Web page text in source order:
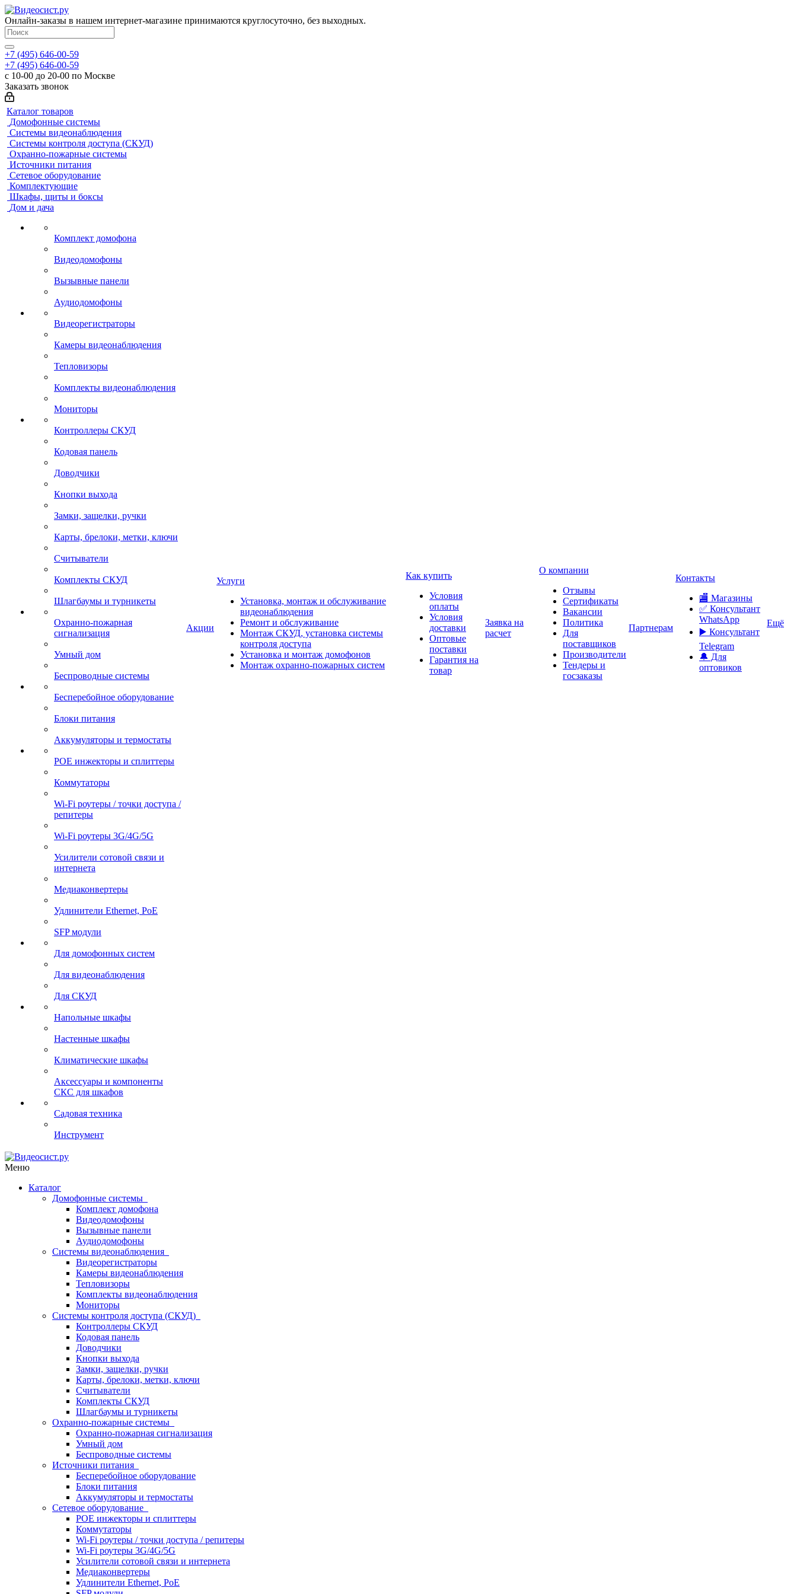
Онлайн-заказы в нашем интернет-магазине принимаются круглосуточно, без выходных.
+7 (495) 646-00-59
+7 (495) 646-00-59
с 10-00 до 20-00 по Москве
Заказать звонок
Каталог товаров
Домофонные системы
Системы видеонаблюдения
Системы контроля доступа (СКУД)
Охранно-пожарные системы
Источники питания
Сетевое оборудование
Комплектующие
Шкафы, щиты и боксы
Дом и дача
Комплект домофона
Видеодомофоны
Вызывные панели
Аудиодомофоны
Видеорегистраторы
Камеры видеонаблюдения
Тепловизоры
Комплекты видеонаблюдения
Мониторы
Контроллеры СКУД
Кодовая панель
Доводчики
Кнопки выхода
Замки, защелки, ручки
Карты, брелоки, метки, ключи
Считыватели
Комплекты СКУД
Шлагбаумы и турникеты
Охранно-пожарная
сигнализация
Умный дом
Беспроводные системы
Бесперебойное оборудование
Блоки питания
Аккумуляторы и термостаты
POE инжекторы и сплиттеры
Коммутаторы
Wi-Fi роутеры / точки доступа /
репитеры
Wi-Fi роутеры 3G/4G/5G
Усилители сотовой связи и
интернета
Медиаконвертеры
Удлинители Ethernet, PoE
SFP модули
Для домофонных систем
Для видеонаблюдения
Для СКУД
Напольные шкафы
Настенные шкафы
Климатические шкафы
Аксессуары и компоненты
СКС для шкафов
Садовая техника
Инструмент
Акции
Услуги
Установка, монтаж и обслуживание
видеонаблюдения
Ремонт и обслуживание
Монтаж СКУД, установка системы
контроля доступа
Установка и монтаж домофонов
Монтаж охранно-пожарных систем
Как купить
Условия
оплаты
Условия
доставки
Оптовые
поставки
Гарантия на
товар
Заявка на
расчет
О компании
Отзывы
Сертификаты
Вакансии
Политика
Для
поставщиков
Производители
Тендеры и
госзаказы
Партнерам
Контакты
🏬 Магазины
✅️ Консультант
WhatsApp
▶️ Консультант
Telegram
🔔 Для
оптовиков
Ещё
Меню
Каталог
Домофонные системы
Комплект домофона
Видеодомофоны
Вызывные панели
Аудиодомофоны
Системы видеонаблюдения
Видеорегистраторы
Камеры видеонаблюдения
Тепловизоры
Комплекты видеонаблюдения
Мониторы
Системы контроля доступа (СКУД)
Контроллеры СКУД
Кодовая панель
Доводчики
Кнопки выхода
Замки, защелки, ручки
Карты, брелоки, метки, ключи
Считыватели
Комплекты СКУД
Шлагбаумы и турникеты
Охранно-пожарные системы
Охранно-пожарная сигнализация
Умный дом
Беспроводные системы
Источники питания
Бесперебойное оборудование
Блоки питания
Аккумуляторы и термостаты
Сетевое оборудование
POE инжекторы и сплиттеры
Коммутаторы
Wi-Fi роутеры / точки доступа / репитеры
Wi-Fi роутеры 3G/4G/5G
Усилители сотовой связи и интернета
Медиаконвертеры
Удлинители Ethernet, PoE